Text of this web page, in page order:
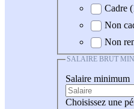
Cadre
Non
Non
SALAIRE BRUT
Salaire minimum
Choisissez une